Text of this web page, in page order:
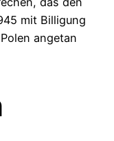
mit Billigung
angetan